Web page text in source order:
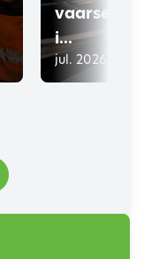
i...
jul. 2026